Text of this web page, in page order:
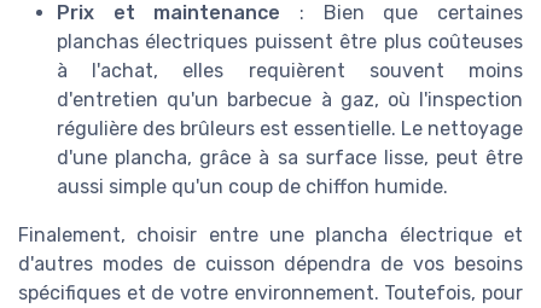
Prix et maintenance : Bien que certaines
planchas électriques puissent être plus coûteuses
à l'achat, elles requièrent souvent moins
d'entretien qu'un barbecue à gaz, où l'inspection
régulière des brûleurs est essentielle. Le nettoyage
d'une plancha, grâce à sa surface lisse, peut être
aussi simple qu'un coup de chiffon humide.
Finalement, choisir entre une plancha électrique et
d'autres modes de cuisson dépendra de vos besoins
spécifiques et de votre environnement. Toutefois, pour